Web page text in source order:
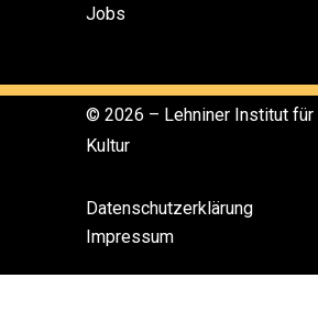
Jobs
© 2026 – Lehniner Institut für
Kultur
Datenschutzerklärung
Impressum